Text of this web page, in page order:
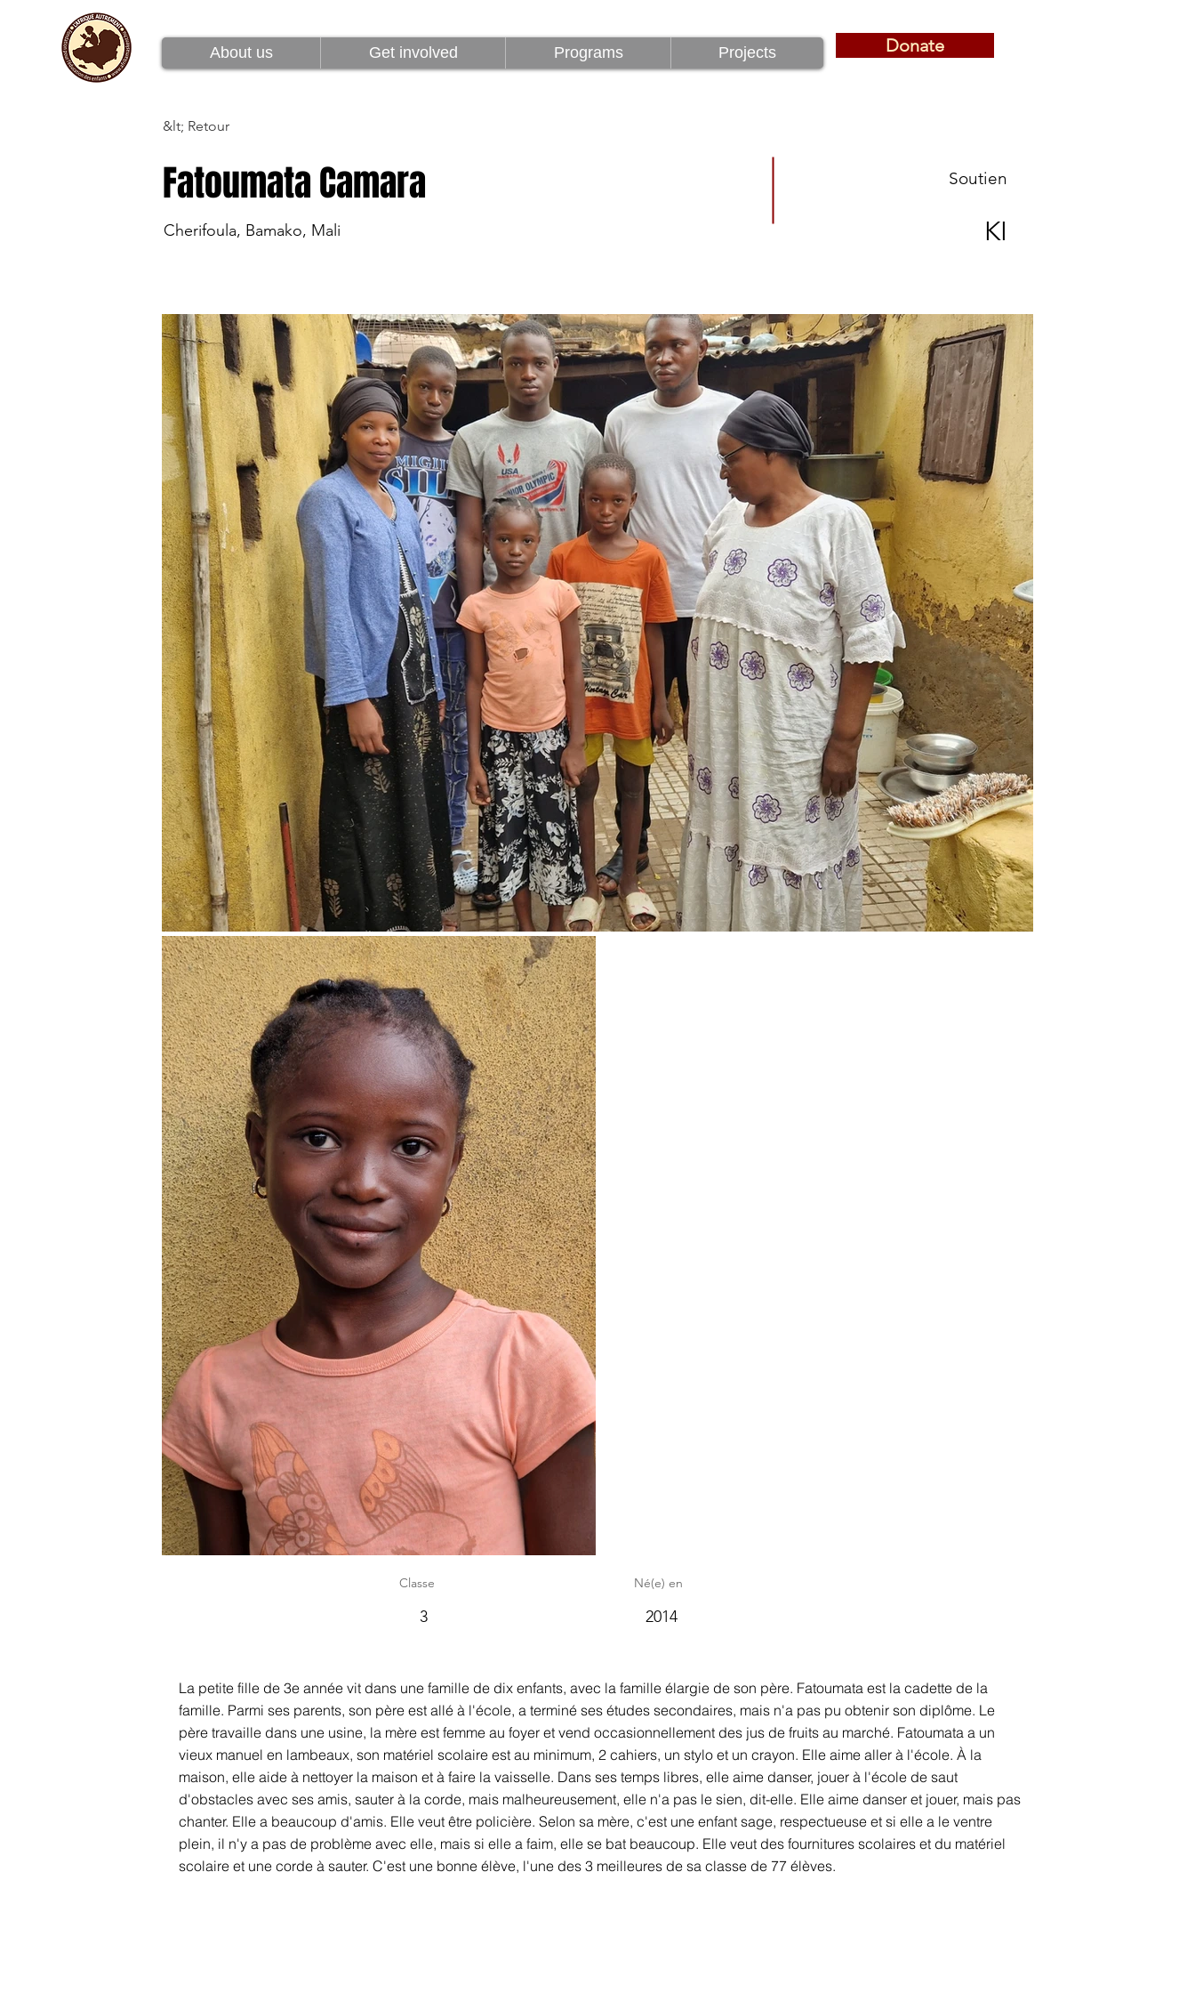
À propos de nous Être impliqué Programmes Donate
About us Get involved Programs Projects Donate
&lt; Retour
Fatoumata Camara
Cherifoula, Bamako, Mali
Soutien
KI
Classe
3
Né(e) en
2014
La petite fille de 3e année vit dans une famille de dix enfants, avec la famille élargie de son père. Fatoumata est la cadette de la
famille. Parmi ses parents, son père est allé à l'école, a terminé ses études secondaires, mais n'a pas pu obtenir son diplôme. Le
père travaille dans une usine, la mère est femme au foyer et vend occasionnellement des jus de fruits au marché. Fatoumata a un
vieux manuel en lambeaux, son matériel scolaire est au minimum, 2 cahiers, un stylo et un crayon. Elle aime aller à l'école. À la
maison, elle aide à nettoyer la maison et à faire la vaisselle. Dans ses temps libres, elle aime danser, jouer à l'école de saut
d'obstacles avec ses amis, sauter à la corde, mais malheureusement, elle n'a pas le sien, dit-elle. Elle aime danser et jouer, mais pas
chanter. Elle a beaucoup d'amis. Elle veut être policière. Selon sa mère, c'est une enfant sage, respectueuse et si elle a le ventre
plein, il n'y a pas de problème avec elle, mais si elle a faim, elle se bat beaucoup. Elle veut des fournitures scolaires et du matériel
scolaire et une corde à sauter. C'est une bonne élève, l'une des 3 meilleures de sa classe de 77 élèves.